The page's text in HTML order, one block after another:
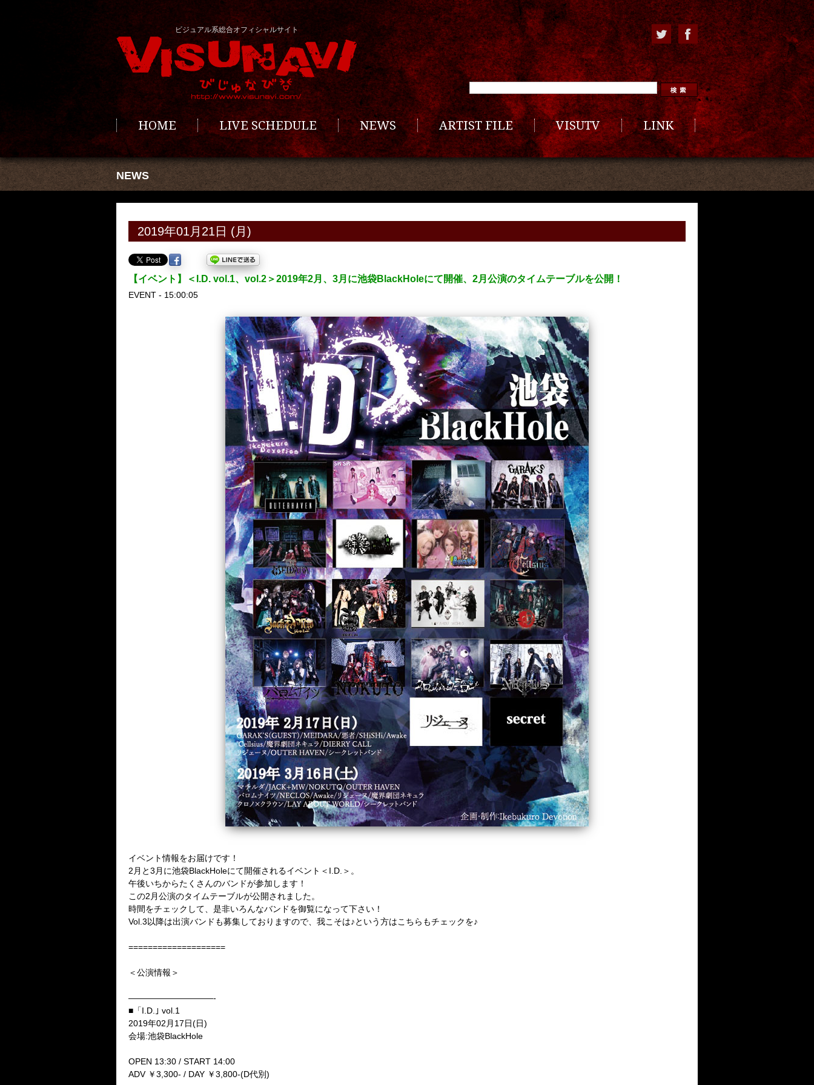
ビジュアル系総合オフィシャルサイト
HOME LIVE SCHEDULE NEWS ARTIST FILE VISUTV LINK
NEWS
2019年01月21日 (月)
【イベント】＜I.D. vol.1、vol.2＞2019年2月、3月に池袋BlackHoleにて開催、2月公演のタイムテーブルを公開！
EVENT - 15:00:05
イベント情報をお届けです！
2月と3月に池袋BlackHoleにて開催されるイベント＜I.D.＞。
午後いちからたくさんのバンドが参加します！
この2月公演のタイムテーブルが公開されました。
時間をチェックして、是非いろんなバンドを御覧になって下さい！
Vol.3以降は出演バンドも募集しておりますので、我こそは♪という方はこちらもチェックを♪
====================
＜公演情報＞
——————————-
■「I.D.｣ vol.1
2019年02月17日(日)
会場:池袋BlackHole
OPEN 13:30 / START 14:00
ADV ￥3,300- / DAY ￥3,800-(D代別)